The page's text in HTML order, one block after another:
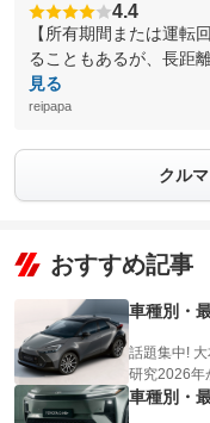
4.4
【所有期間または運転
ることもあるが、長距
見る
reipapa
クル
おすすめ記事
車種別・
話題集中!
研究2026
車種別・